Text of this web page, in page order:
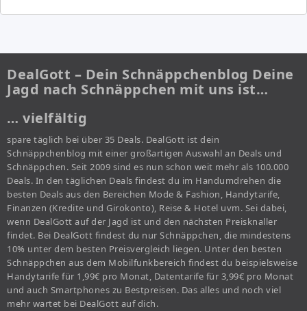
DealGott – Dein Schnäppchenblog Deine
Jagd nach Schnäppchen mit uns ist…
… vielfältig
spare täglich bei über 35 Deals. DealGott ist dein
Schnäppchenblog mit einer großartigen Auswahl an Deals und
Schnäppchen. Seit 2009 sind es nun schon weit mehr als 100.000
Deals. In den täglichen Deals findest du im Handumdrehen die
besten Deals aus den Bereichen Mode & Fashion, Handytarife,
Finanzen (Kredite und Girokonto), Reise & Hotel uvm. Sei dabei,
wenn DealGott auf der Jagd ist und den nächsten Preisknaller
findet. Bei DealGott findest du nur Schnäppchen, die mindestens
10% unter dem besten Preisvergleich liegen. Unter den besten
Schnäppchen aus dem Mobilfunkbereich findest du beispielsweise
Handytarife für 1,99€ pro Monat, Datentarife für 3,99€ pro Monat
und auch Smartphones zu Bestpreisen. Das alles und noch viel
mehr wartet bei DealGott auf dich.